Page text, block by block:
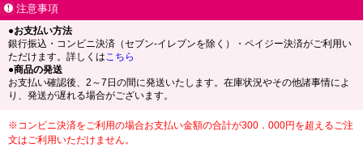
注意事項
●お支払い方法
銀行振込・コンビニ決済（セブン-イレブンを除く）・ペイジー決済がご利用い
ただけます。詳しくはこちら
●商品の発送
お支払い確認後、2～7日の間に発送いたします。在庫状況やその他諸事情によ
り、発送が遅れる場合がございます。
※コンビニ決済をご利用の場合お支払い金額の合計が300．000円を超えるご注
文はご利用いただけません。